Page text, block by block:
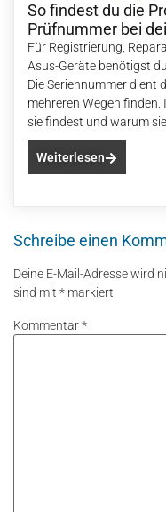
So findest du die
Prüfnummer bei
Für Registrierung,
Asus-Geräte benötigst
Die Seriennummer dient
mehreren Wegen
sie findest und warum
Weiterlesen
Schreibe einen
Deine E-Mail-Adresse wird
sind mit * markiert
Kommentar*